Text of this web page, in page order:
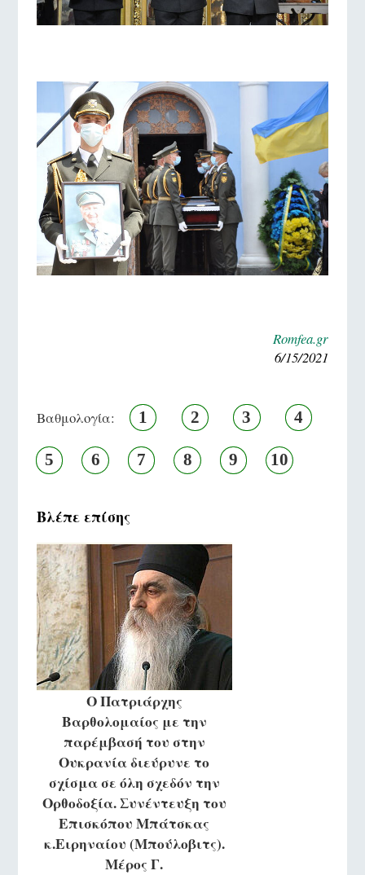
Romfea.gr
6/15/2021
Βαθμολογία: 1 2 3 4
5 6 7 8 9 10
Βλέπε επίσης
O Πατριάρχης
Βαρθολομαίος με την
παρέμβασή του στην
Ουκρανία διεύρυνε το
σχίσμα σε όλη σχεδόν την
Ορθοδοξία. Συνέντευξη του
Επισκόπου Μπάτσκας
κ.Ειρηναίου (Μπούλοβιτς).
Μέρος Γ.